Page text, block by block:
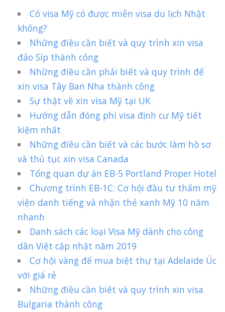
Có visa Mỹ có được miễn visa du lịch Nhật
không?
Những điều cần biết và quy trình xin visa
đảo Síp thành công
Những điều cần phải biết và quy trình để
xin visa Tây Ban Nha thành công
Sự thật về xin visa Mỹ tại UK
Hướng dẫn đóng phí visa định cư Mỹ tiết
kiệm nhất
Những điều cần biết và các bước làm hồ sơ
và thủ tục xin visa Canada
Tổng quan dự án EB-5 Portland Proper Hotel
Chương trình EB-1C: Cơ hội đầu tư thẩm mỹ
viện danh tiếng và nhận thẻ xanh Mỹ 10 năm
nhanh
Danh sách các loại Visa Mỹ dành cho công
dân Việt cập nhật năm 2019
Cơ hội vàng để mua biệt thự tại Adelaide Úc
với giá rẻ
Những điều cần biết và quy trình xin visa
Bulgaria thành công